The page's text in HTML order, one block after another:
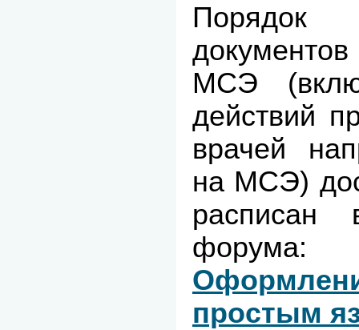
МСЭ
действий
врачей
на МСЭ)
расписан
форума:
простым